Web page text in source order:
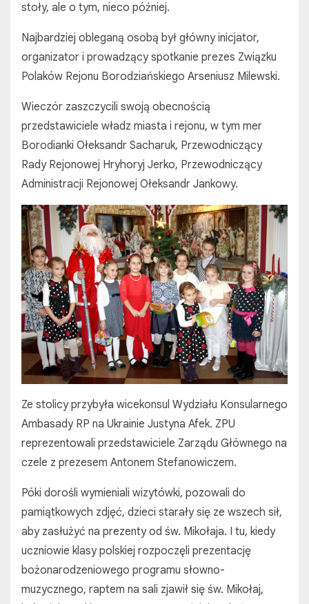
stoły, ale o tym, nieco później.
Najbardziej obleganą osobą był główny inicjator,
organizator i prowadzący spotkanie prezes Związku
Polaków Rejonu Borodziańskiego Arseniusz Milewski.
Wieczór zaszczycili swoją obecnością
przedstawiciele władz miasta i rejonu, w tym mer
Borodianki Ołeksandr Sacharuk, Przewodniczący
Rady Rejonowej Hryhoryj Jerko, Przewodniczący
Administracji Rejonowej Ołeksandr Jankowy.
Ze stolicy przybyła wicekonsul Wydziału Konsularnego
Ambasady RP na Ukrainie Justyna Afek. ZPU
reprezentowali przedstawiciele Zarządu Głównego na
czele z prezesem Antonem Stefanowiczem.
Póki dorośli wymieniali wizytówki, pozowali do
pamiątkowych zdjęć, dzieci starały się ze wszech sił,
aby zasłużyć na prezenty od św. Mikołaja. I tu, kiedy
uczniowie klasy polskiej rozpoczęli prezentację
bożonarodzeniowego programu słowno-
muzycznego, raptem na sali zjawił się św. Mikołaj,